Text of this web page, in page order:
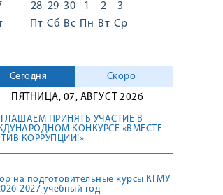
28
Пт
29
Сб
30
Вс
1
Пн
2
Вт
3
Ср
Сегодня
Скоро
ПЯТНИЦА, 07, АВГУСТ 2026
ПРИНЯТЬ УЧАСТИЕ В
КОНКУРСЕ «ВМЕСТЕ
КОРРУПЦИИ!»
на подготовительные курсы КГМУ
2027 учебный год